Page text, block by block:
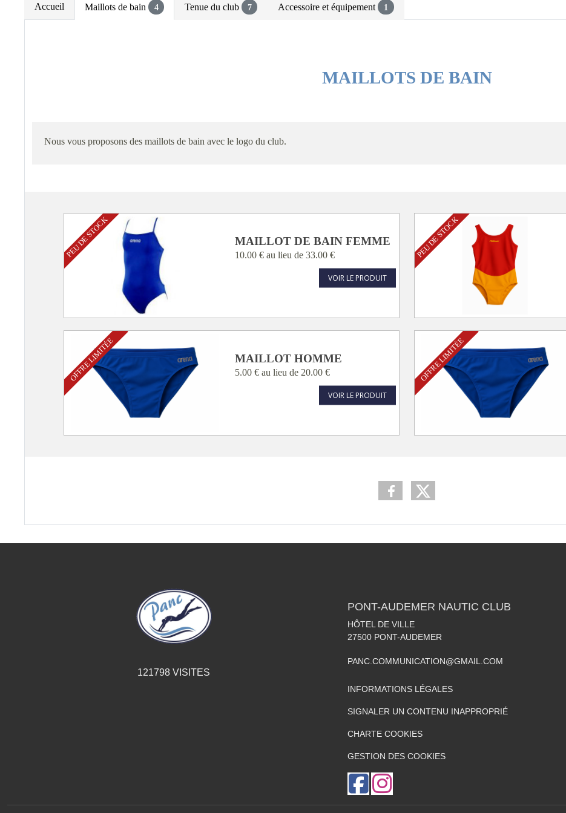
Accueil Maillots de bain 4 Tenue du club 7 Accessoire et équipement 1
MAILLOTS DE BAIN
Nous vous proposons des maillots de bain avec le logo du club.
MAILLOT DE BAIN FEMME
10.00 € au lieu de 33.00 €
VOIR LE PRODUIT
PEU DE STOCK PEU DE STOCK
MAILLOT HOMME
5.00 € au lieu de 20.00 €
VOIR LE PRODUIT
OFFRE LIMITÉE OFFRE LIMITÉE
121798 VISITES
PONT-AUDEMER NAUTIC CLUB
HÔTEL DE VILLE
27500 PONT-AUDEMER
PANC.COMMUNICATION@GMAIL.COM
INFORMATIONS LÉGALES
SIGNALER UN CONTENU INAPPROPRIÉ
CHARTE COOKIES
GESTION DES COOKIES